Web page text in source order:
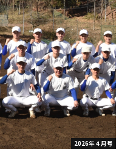
2026年４月号